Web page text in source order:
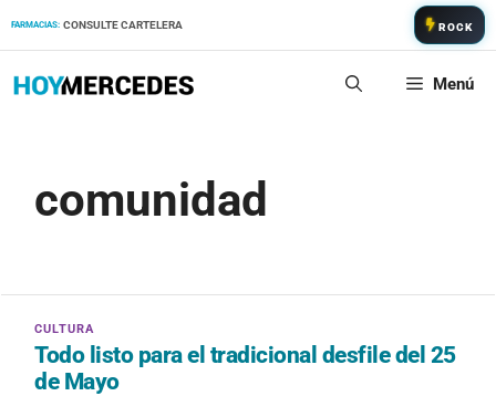
FARMACIAS: CONSULTE CARTELERA ROCK
Menú
comunidad
Todo listo para el tradicional desfile del 25
de Mayo